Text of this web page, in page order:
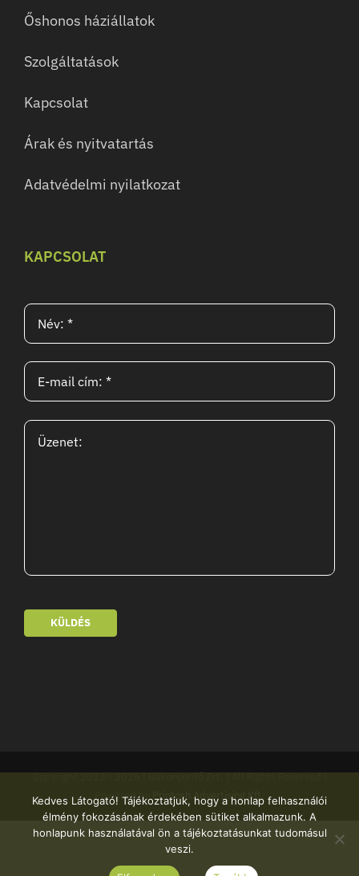
Őshonos háziállatok
Szolgáltatások
Kapcsolat
Árak és nyitvatartás
Adatvédelmi nyilatkozat
KAPCSOLAT
KÜLDÉS
Copyright 2012 -2026 | Bakonyerdő Zrt. | All Rights Reserved |
Powered by
Printosh Advertising Kft.
Kedves Látogató! Tájékoztatjuk, hogy a honlap felhasználói
élmény fokozásának érdekében sütiket alkalmazunk. A
honlapunk használatával ön a tájékoztatásunkat tudomásul
veszi.